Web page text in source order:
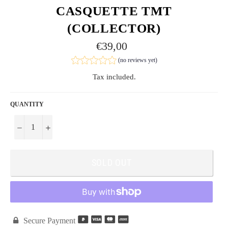
CASQUETTE TMT
(COLLECTOR)
Regular
price
€39,00
(no reviews yet)
Tax included.
QUANTITY
− +
 Secure Payment